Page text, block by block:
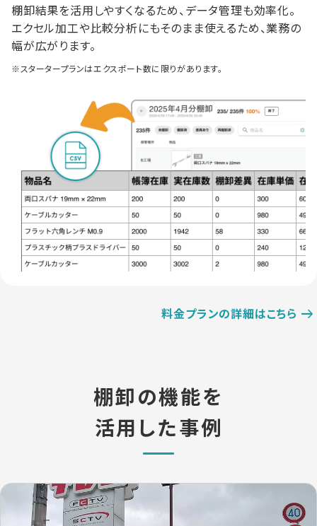
棚卸結果を活用しやすくなるため、データ管理も効率化。
エクセル加工や比較分析にもそのまま使えるため、業務の
幅が広がります。
※スタータープランはエクスポート数に限りがあります。
料金プランの詳細はこちら
棚卸の機能を
活用した事例